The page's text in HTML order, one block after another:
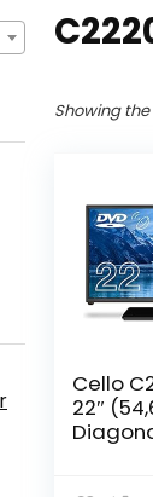
Showing
Cello
22″